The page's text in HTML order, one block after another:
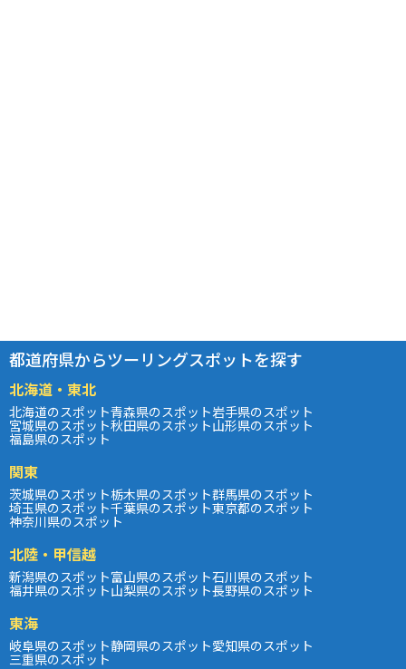
都道府県からツーリングスポットを探す
北海道・東北
北海道のスポット青森県のスポット岩手県のスポット
宮城県のスポット秋田県のスポット山形県のスポット
福島県のスポット
関東
茨城県のスポット栃木県のスポット群馬県のスポット
埼玉県のスポット千葉県のスポット東京都のスポット
神奈川県のスポット
北陸・甲信越
新潟県のスポット富山県のスポット石川県のスポット
福井県のスポット山梨県のスポット長野県のスポット
東海
岐阜県のスポット静岡県のスポット愛知県のスポット
三重県のスポット